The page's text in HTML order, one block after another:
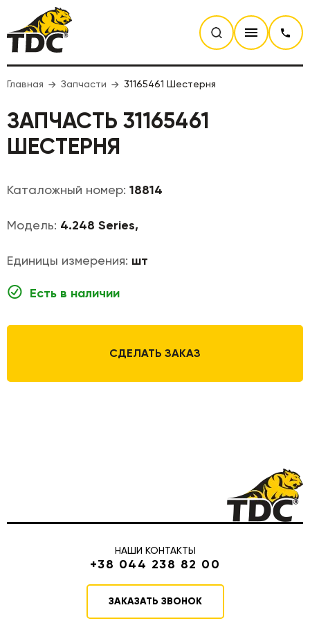
Главная Запчасти 31165461 Шестерня
ЗАПЧАСТЬ 31165461
ШЕСТЕРНЯ
Каталожный номер: 18814
Модель: 4.248 Series,
Единицы измерения: шт
Есть в наличии
СДЕЛАТЬ ЗАКАЗ
НАШИ КОНТАКТЫ
+38 044 238 82 00
ЗАКАЗАТЬ ЗВОНОК